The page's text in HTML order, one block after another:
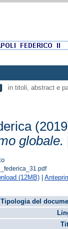
in titoli, abstract e
globale.
(12MB) |
Tipologia del